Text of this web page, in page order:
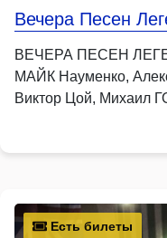
Вечера Песен
ВЕЧЕРА ПЕСЕН
МАЙК Науменко,
Виктор Цой, Михаил
Есть билеты